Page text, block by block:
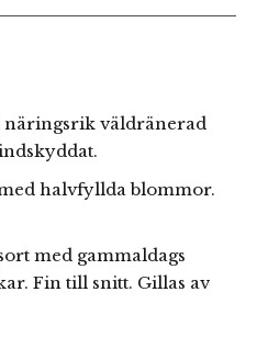
näringsrik väldränerad
halvfyllda blommor.
med gammaldags
Fin till snitt. Gillas av